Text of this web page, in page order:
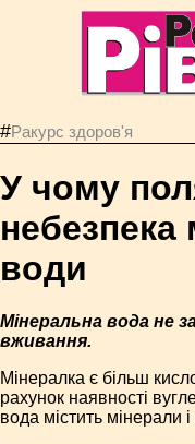
#Ракурс здоров'я
У чому
небезпека
води
Мінеральна вода не
вживання.
Мінералка є більш
рахунок наявності
вода містить мінерали